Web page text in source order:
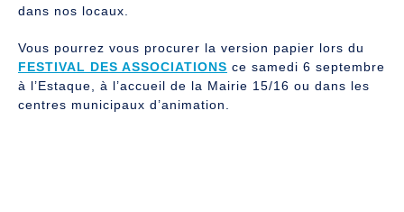
dans nos locaux.
Vous pourrez vous procurer la version papier lors du
FESTIVAL DES ASSOCIATIONS ce samedi 6 septembre
à l’Estaque, à l’accueil de la Mairie 15/16 ou dans les
centres municipaux d’animation.